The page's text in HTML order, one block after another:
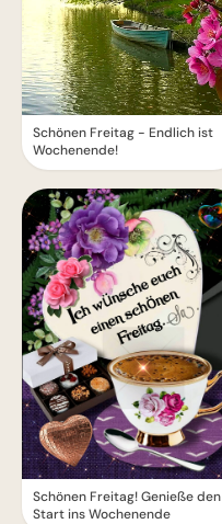
Schönen Freitag - Endlich ist
Wochenende!
Schönen Freitag! Genieße den
Start ins Wochenende